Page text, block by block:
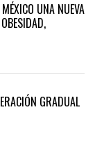
UNA NUEVA
GRADUAL